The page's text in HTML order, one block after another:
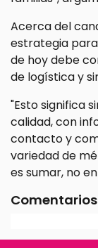
Acerca del
estrategia
de hoy debe
de logística y
"Esto significa
calidad, con
contacto y
variedad de
es sumar, no
Comentarios